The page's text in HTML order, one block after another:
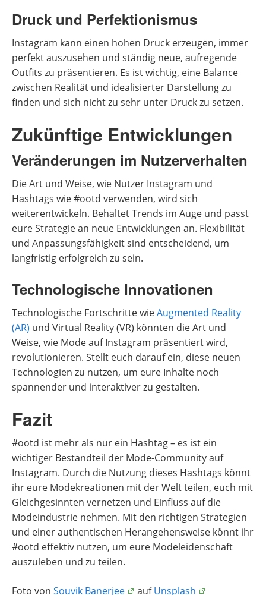
Druck und Perfektionismus
Instagram kann einen hohen Druck erzeugen, immer
perfekt auszusehen und ständig neue, aufregende
Outfits zu präsentieren. Es ist wichtig, eine Balance
zwischen Realität und idealisierter Darstellung zu
finden und sich nicht zu sehr unter Druck zu setzen.
Zukünftige Entwicklungen
Veränderungen im Nutzerverhalten
Die Art und Weise, wie Nutzer Instagram und
Hashtags wie #ootd verwenden, wird sich
weiterentwickeln. Behaltet Trends im Auge und passt
eure Strategie an neue Entwicklungen an. Flexibilität
und Anpassungsfähigkeit sind entscheidend, um
langfristig erfolgreich zu sein.
Technologische Innovationen
Technologische Fortschritte wieAugmented Reality
(AR) und Virtual Reality (VR) könnten die Art und
Weise, wie Mode auf Instagram präsentiert wird,
revolutionieren. Stellt euch darauf ein, diese neuen
Technologien zu nutzen, um eure Inhalte noch
spannender und interaktiver zu gestalten.
Fazit
#ootd ist mehr als nur ein Hashtag – es ist ein
wichtiger Bestandteil der Mode-Community auf
Instagram. Durch die Nutzung dieses Hashtags könnt
ihr eure Modekreationen mit der Welt teilen, euch mit
Gleichgesinnten vernetzen und Einfluss auf die
Modeindustrie nehmen. Mit den richtigen Strategien
und einer authentischen Herangehensweise könnt ihr
#ootd effektiv nutzen, um eure Modeleidenschaft
auszuleben und zu teilen.
Foto von Souvik Banerjee aufUnsplash